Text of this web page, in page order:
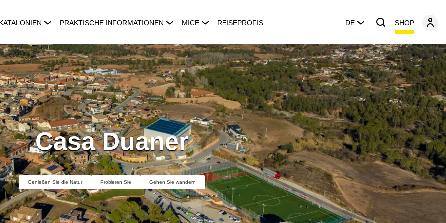
PRAKTISCHE INFORMATIONEN MICE REISEPROFIS DE SHOP
Casa Duaner
Genießen Sie die Natur Probieren Sie Gehen Sie wandern